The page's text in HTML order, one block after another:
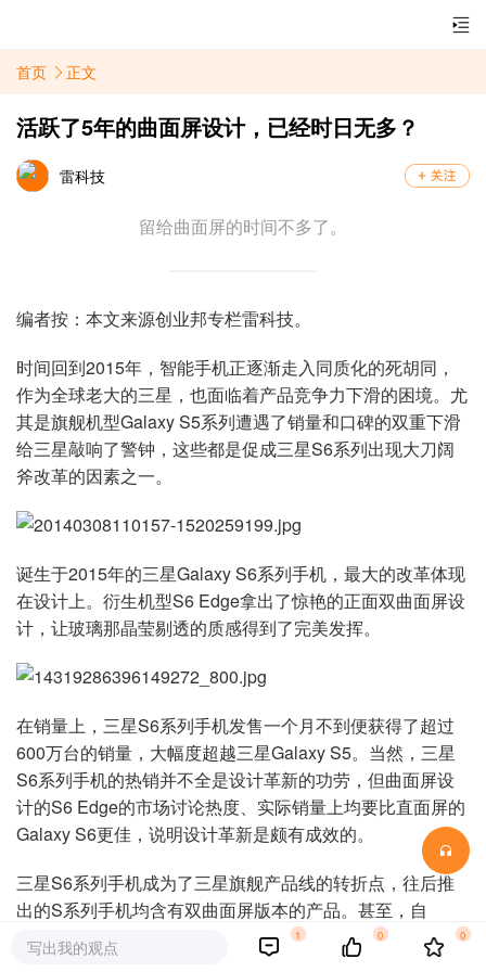
首页 正文
活跃了5年的曲面屏设计，已经时日无多？
雷科技
留给曲面屏的时间不多了。
编者按：本文来源创业邦专栏雷科技。
时间回到2015年，智能手机正逐渐走入同质化的死胡同，
作为全球老大的三星，也面临着产品竞争力下滑的困境。尤
其是旗舰机型Galaxy S5系列遭遇了销量和口碑的双重下滑
给三星敲响了警钟，这些都是促成三星S6系列出现大刀阔
斧改革的因素之一。
诞生于2015年的三星Galaxy S6系列手机，最大的改革体现
在设计上。衍生机型S6 Edge拿出了惊艳的正面双曲面屏设
计，让玻璃那晶莹剔透的质感得到了完美发挥。
在销量上，三星S6系列手机发售一个月不到便获得了超过
600万台的销量，大幅度超越三星Galaxy S5。当然，三星
S6系列手机的热销并不全是设计革新的功劳，但曲面屏设
计的S6 Edge的市场讨论热度、实际销量上均要比直面屏的
Galaxy S6更佳，说明设计革新是颇有成效的。
三星S6系列手机成为了三星旗舰产品线的转折点，往后推
出的S系列手机均含有双曲面屏版本的产品。甚至，自
Galaxy S8之后三星在旗舰产品线（S系列、Note系列）上
直接取消了直面屏版本，只保留曲面屏版本，自此“双曲面
写出我的观点
1 0 0